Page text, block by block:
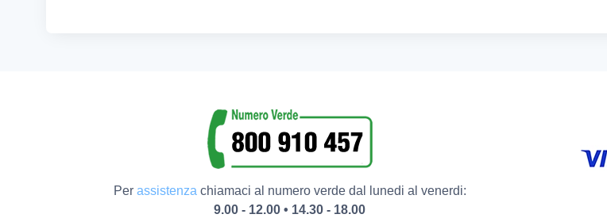
Per assistenzachiamaci al numero verde dal lunedi al venerdi:
9.00 - 12.00 • 14.30 - 18.00